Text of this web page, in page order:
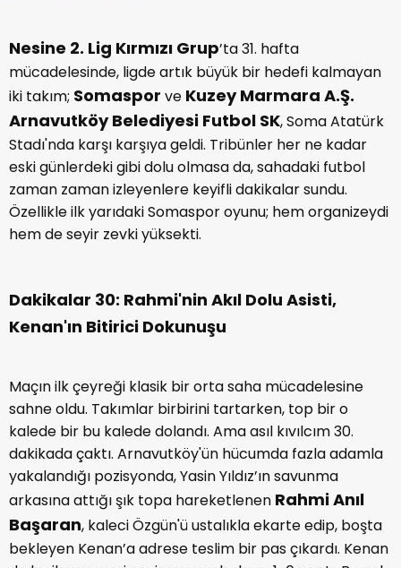
Nesine 2. Lig Kırmızı Grup’ta 31. hafta
mücadelesinde, ligde artık büyük bir hedefi kalmayan
iki takım; Somaspor ve Kuzey Marmara A.Ş.
Arnavutköy Belediyesi Futbol SK, Soma Atatürk
Stadı'nda karşı karşıya geldi. Tribünler her ne kadar
eski günlerdeki gibi dolu olmasa da, sahadaki futbol
zaman zaman izleyenlere keyifli dakikalar sundu.
Özellikle ilk yarıdaki Somaspor oyunu; hem organizeydi
hem de seyir zevki yüksekti.
Dakikalar 30: Rahmi'nin Akıl Dolu Asisti,
Kenan'ın Bitirici Dokunuşu
Maçın ilk çeyreği klasik bir orta saha mücadelesine
sahne oldu. Takımlar birbirini tartarken, top bir o
kalede bir bu kalede dolandı. Ama asıl kıvılcım 30.
dakikada çaktı. Arnavutköy'ün hücumda fazla adamla
yakalandığı pozisyonda, Yasin Yıldız’ın savunma
arkasına attığı şık topa hareketlenen Rahmi Anıl
Başaran, kaleci Özgün'ü ustalıkla ekarte edip, boşta
bekleyen Kenan’a adrese teslim bir pas çıkardı. Kenan